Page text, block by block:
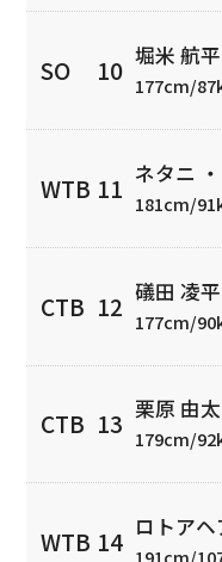
堀米 航平
177cm/
ネタニ
181cm/
礒田 凌平
177cm/
栗原 由太
179cm/
ロトア
191cm/